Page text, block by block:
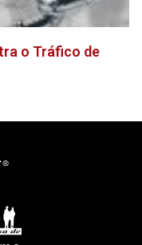
o Tráfico de